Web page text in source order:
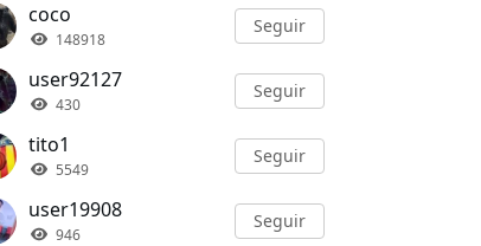
coco
148918
Seguir
user92127
430
Seguir
tito1
5549
Seguir
user19908
946
Seguir